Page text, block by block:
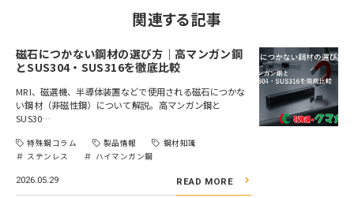
関連する記事
磁石につかない鋼材の選び方｜高マンガン鋼
とSUS304・SUS316を徹底比較
MRI、磁選機、半導体装置などで使用される磁石につかな
い鋼材（非磁性鋼）について解説。高マンガン鋼と
SUS30…
特殊鋼コラム 製品情報
鋼材知識
ステンレス
ハイマンガン鋼
2026.05.29 READ MORE